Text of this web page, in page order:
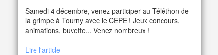
Samedi 4 décembre, venez participer au Téléthon de
la grimpe à Tourny avec le CEPE ! Jeux concours,
animations, buvette... Venez nombreux !
Lire l'article